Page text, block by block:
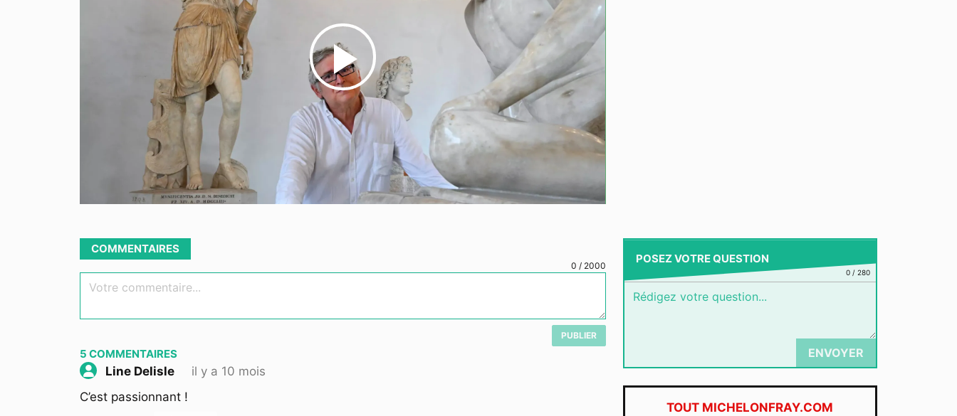
Play
Video
COMMENTAIRES
0 / 2000
Votre commentaire...
PUBLIER
5 COMMENTAIRES
Line Delisle
il y a 10 mois
C’est passionnant !
POSEZ VOTRE QUESTION
0 /280
ENVOYER
TOUT MICHELONFRAY.COM